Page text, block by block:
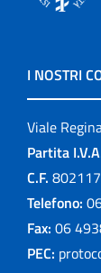
I NOSTRI
Viale
Partita
C.F.
Telefono:
Fax: 06
PEC: